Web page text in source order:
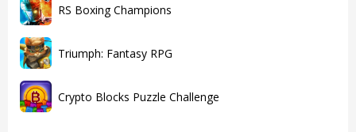
RS Boxing Champions
Triumph: Fantasy RPG
Crypto Blocks Puzzle Challenge